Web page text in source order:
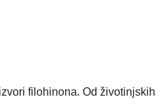
filohinona. Od životinjskih